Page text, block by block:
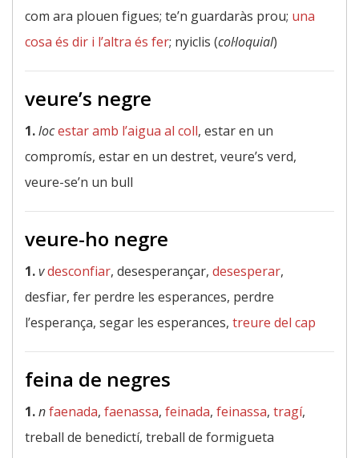
com ara plouen figues; te’n guardaràs prou; una
cosa és dir i l’altra és fer; nyiclis (col·loquial)
veure’s negre
1.locestar amb l’aigua al coll, estar en un
compromís, estar en un destret, veure’s verd,
veure-se’n un bull
veure-ho negre
1.vdesconfiar, desesperançar, desesperar,
desfiar, fer perdre les esperances, perdre
l’esperança, segar les esperances, treure del cap
feina de negres
1.nfaenada, faenassa, feinada, feinassa, tragí,
treball de benedictí, treball de formigueta